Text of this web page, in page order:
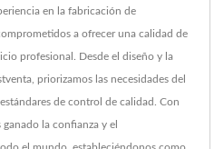
en la fabricación de
a ofrecer una calidad de
profesional. Desde el diseño y la
priorizamos las necesidades del
de control de calidad. Con
la confianza y el